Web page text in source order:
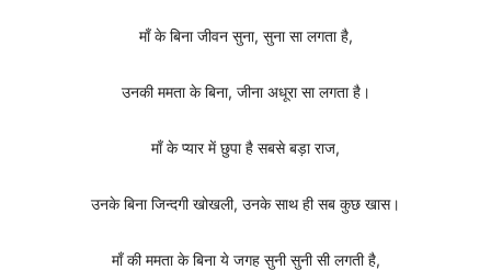
माँ के बिना जीवन सुना, सुना सा लगता है,
उनकी ममता के बिना, जीना अधूरा सा लगता है।
माँ के प्यार में छुपा है सबसे बड़ा राज,
उनके बिना जिन्दगी खोखली, उनके साथ ही सब कुछ खास।
माँ की ममता के बिना ये जगह सुनी सुनी सी लगती है,